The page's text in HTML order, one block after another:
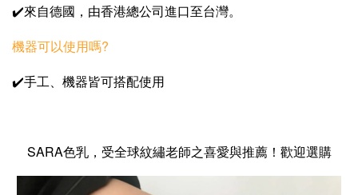
✔️來自德國，由香港總公司進口至台灣。
機器可以使用嗎?
✔️手工、機器皆可搭配使用
SARA色乳，受全球紋繡老師之喜愛與推薦！歡迎選購